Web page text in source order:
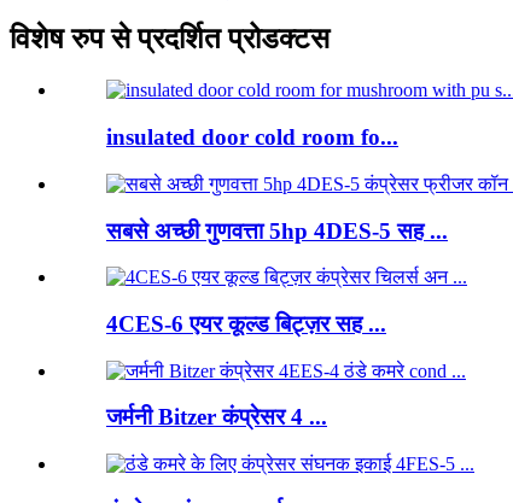
विशेष रुप से प्रदर्शित प्रोडक्टस
insulated door cold room fo...
सबसे अच्छी गुणवत्ता 5hp 4DES-5 सह ...
4CES-6 एयर कूल्ड बिट्ज़र सह ...
जर्मनी Bitzer कंप्रेसर 4 ...